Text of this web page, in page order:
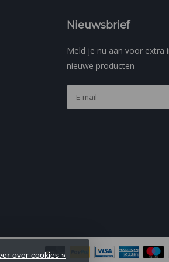
Nieuwsbrief
Meld je nu aan voor extra
nieuwe producten
over cookies »